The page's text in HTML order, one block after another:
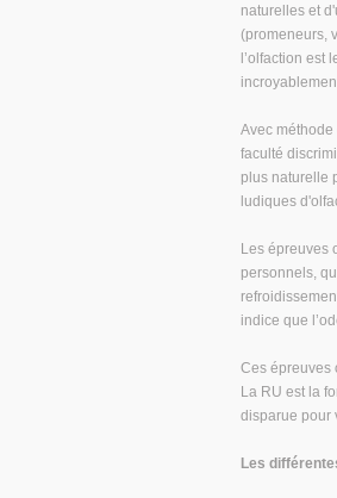
naturelles et
(promeneurs,
l’olfaction
Avec
faculté
plus naturelle
ludiques
Les épreuves
personnels,
indice que
Ces épreuves
La RU est la
disparue pour
Les